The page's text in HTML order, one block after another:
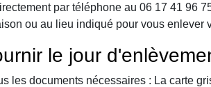
par téléphone au 06 17 41 96
ou au lieu indiqué pour vous enlever
le jour
les documents nécessaires : La carte